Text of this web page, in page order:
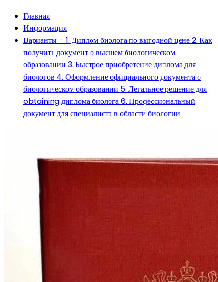
Главная
Информация
Варианты – 1. Диплом биолога по выгодной цене 2. Как
получить документ о высшем биологическом
образовании 3. Быстрое приобретение диплома для
биологов 4. Оформление официального документа о
биологическом образовании 5. Легальное решение для
obtaining диплома биолога 6. Профессиональный
документ для специалиста в области биологии